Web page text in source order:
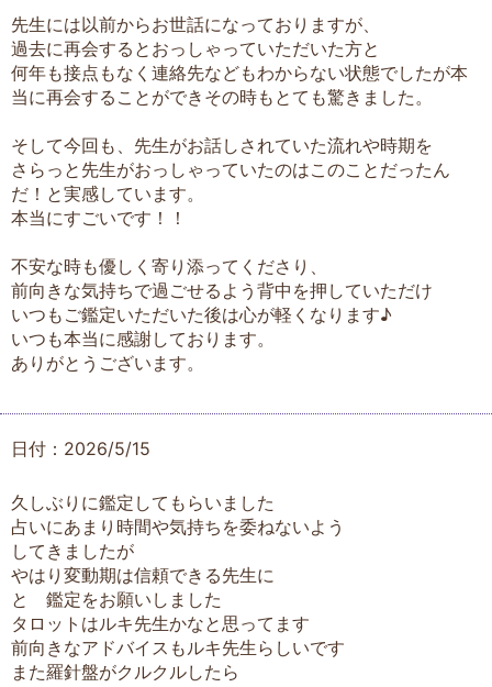
先生には以前からお世話になっておりますが、
過去に再会するとおっしゃっていただいた方と
何年も接点もなく連絡先などもわからない状態でしたが本
当に再会することができその時もとても驚きました。
そして今回も、先生がお話しされていた流れや時期を
さらっと先生がおっしゃっていたのはこのことだったん
だ！と実感しています。
本当にすごいです！！
不安な時も優しく寄り添ってくださり、
前向きな気持ちで過ごせるよう背中を押していただけ
いつもご鑑定いただいた後は心が軽くなります♪
いつも本当に感謝しております。
ありがとうございます。
日付：2026/5/15
久しぶりに鑑定してもらいました
占いにあまり時間や気持ちを委ねないよう
してきましたが
やはり変動期は信頼できる先生に
と 鑑定をお願いしました
タロットはルキ先生かなと思ってます
前向きなアドバイスもルキ先生らしいです
また羅針盤がクルクルしたら